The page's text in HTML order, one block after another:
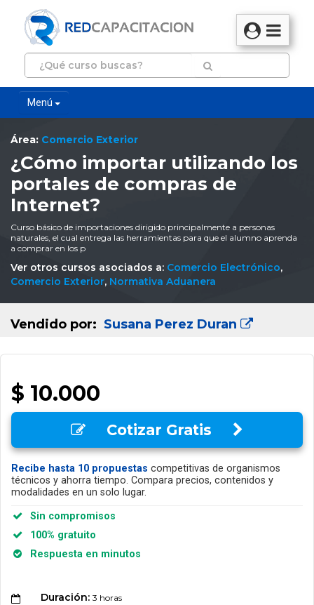
Menú
Área: Comercio Exterior
¿Cómo importar utilizando los
portales de compras de
Internet?
Curso básico de importaciones dirigido principalmente a personas
naturales, el cual entrega las herramientas para que el alumno aprenda
a comprar en los p
Ver otros cursos asociados a: Comercio Electrónico,
Comercio Exterior, Normativa Aduanera
Vendido por: Susana Perez Duran
$ 10.000
Cotizar Gratis
Recibe hasta 10 propuestas competitivas de organismos
técnicos y ahorra tiempo. Compara precios, contenidos y
modalidades en un solo lugar.
Sin compromisos
100% gratuito
Respuesta en minutos
Duración: 3 horas